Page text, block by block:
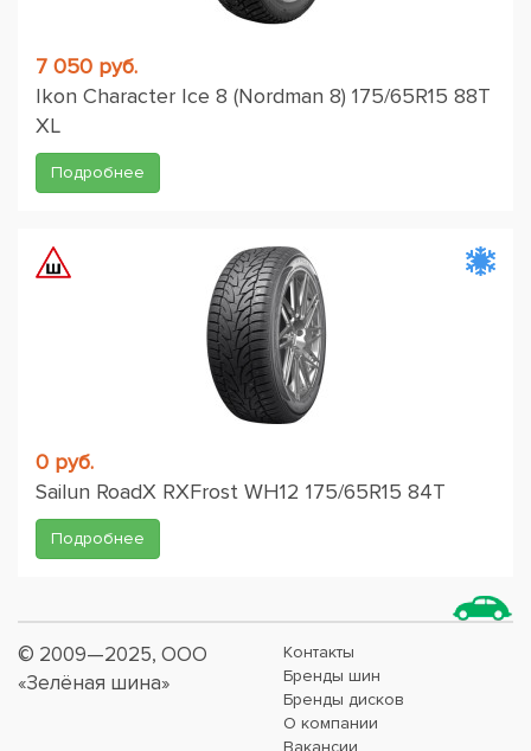
7 050 руб.
Ikon Character Ice 8 (Nordman 8) 175/65R15 88T
XL
Подробнее
0 руб.
Sailun RoadX RXFrost WH12 175/65R15 84T
Подробнее
© 2009—2025, ООО
«Зелёная шина»
Контакты
Бренды шин
Бренды дисков
О компании
Вакансии